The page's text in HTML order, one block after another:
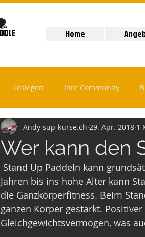
Home
Loslegen Ihre Community
Wer kann den
Andy sup-kurse.ch 29. Apr. 2018 1
Jahren bis ins hohe Alter kann
die Ganzkörperfitness. Beim
ganzen Körper gestärkt.
Gleichgewichtsvermögen, was